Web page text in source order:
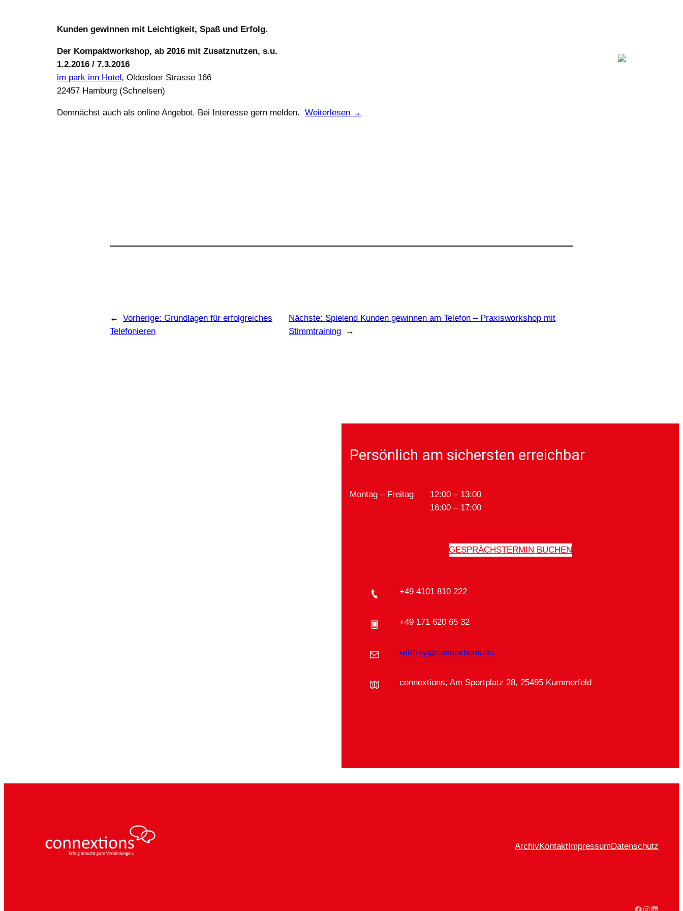
Kunden gewinnen mit Leichtigkeit, Spaß und Erfolg.
Der Kompaktworkshop, ab 2016 mit Zusatznutzen, s.u.
1.2.2016 / 7.3.2016
im park inn Hotel, Oldesloer Strasse 166
22457 Hamburg (Schnelsen)
Demnächst auch als online Angebot. Bei Interesse gern melden. Weiterlesen →
← Vorherige: Grundlagen für erfolgreiches
Telefonieren
Nächste: Spielend Kunden gewinnen am Telefon – Praxisworkshop mit
Stimmtraining
→
Persönlich am sichersten erreichbar
Montag – Freitag
12:00 – 13:00
16:00 – 17:00
GESPRÄCHSTERMIN BUCHEN
+49 4101 810 222
+49 171 620 65 32
wittfrey@connextions.de
connextions, Am Sportplatz 28, 25495 Kummerfeld
ArchivKontaktImpressumDatenschutz
Facebook
Instagram
LinkedIn